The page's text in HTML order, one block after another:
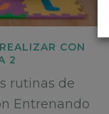
CON
2
rutinas de
Entrenando